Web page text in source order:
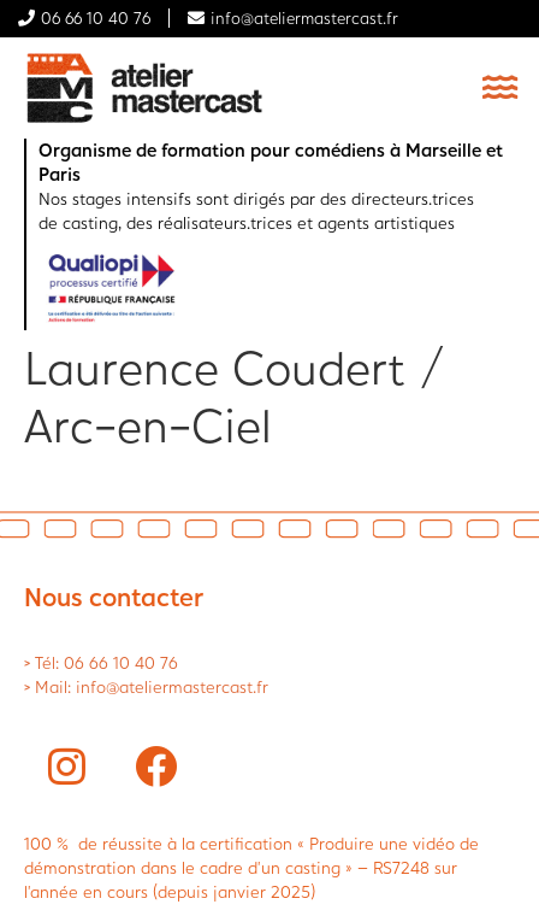
06 66 10 40 76 info@ateliermastercast.fr
Organisme de formation pour comédiens à Marseille et
Paris
Nos stages intensifs sont dirigés par des directeurs.trices
de casting, des réalisateurs.trices et agents artistiques
Laurence Coudert /
Arc-en-Ciel
Nous contacter
> Tél: 06 66 10 40 76
> Mail: info@ateliermastercast.fr
100 % de réussite à la certification « Produire une vidéo de
démonstration dans le cadre d’un casting » – RS7248 sur
l’année en cours (depuis janvier 2025)